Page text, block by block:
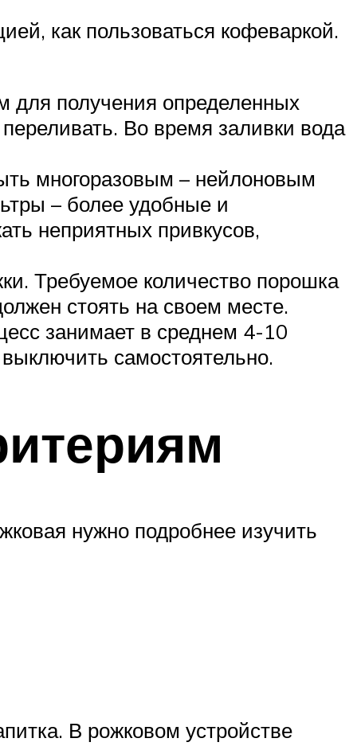
как пользоваться кофеваркой.
для получения определенных
Во время заливки вода
многоразовым – нейлоновым
– более удобные и
неприятных привкусов,
Требуемое количество порошка
стоять на своем месте.
занимает в среднем 4-10
самостоятельно.
нужно подробнее изучить
В рожковом устройстве